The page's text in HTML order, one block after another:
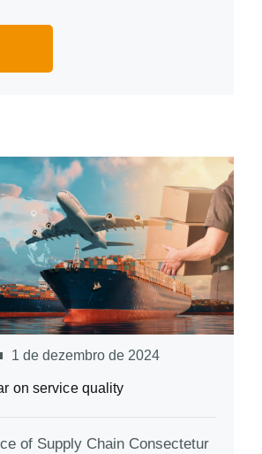
1 de dezembro de 2024
on service quality
of Supply Chain Consectetur